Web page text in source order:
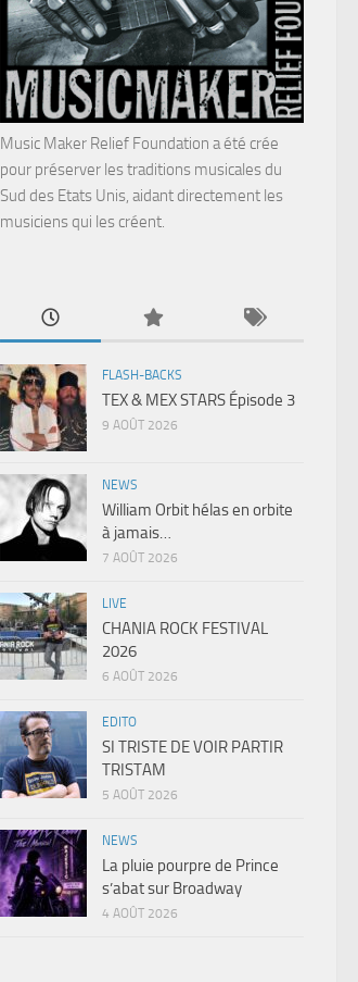
Music Maker Relief Foundation a été crée
pour préserver les traditions musicales du
Sud des Etats Unis, aidant directement les
musiciens qui les créent.
FLASH-BACKS
TEX & MEX STARS Épisode 3
9 AOÛT 2026
NEWS
William Orbit hélas en orbite
à jamais…
7 AOÛT 2026
LIVE
CHANIA ROCK FESTIVAL
2026
6 AOÛT 2026
EDITO
SI TRISTE DE VOIR PARTIR
TRISTAM
5 AOÛT 2026
NEWS
La pluie pourpre de Prince
s’abat sur Broadway
4 AOÛT 2026